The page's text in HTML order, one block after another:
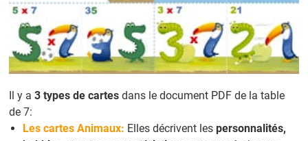
Il y a3 types de cartes dans le document PDF de la table
de 7:
Les cartes Animaux: Elles décrivent lespersonnalités,